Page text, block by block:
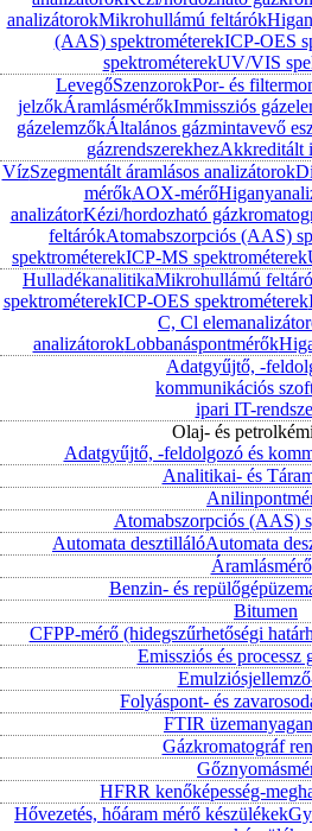
analizátorokMikrohullámú feltárók
(AAS) spektrométerekICP-OES
spektrométerekUV/VIS
LevegőSzenzorokPor- és
jelzőkÁramlásmérőkImmissziós
gázelemzőkÁltalános gázmintavevő
gázrendszerekhezAkkreditált
VízSzegmentált áramlásos analizátorok
mérőkAOX-mérő
analizátorKézi/hordozható
feltárókAtomabszorpciós (AAS)
spektrométerekICP-MS spektrométerek
HulladékanalitikaMikrohullámú
spektrométerekICP-OES spektrométerek
C, Cl
analizátorokLobbanáspontmérők
Adatgyűjtő, -
kommunikációs
ipari IT-
Olaj- és
Adatgyűjtő, -feldolgozó és
Analitikai- és
Atomabszorpciós (AAS)
Automata desztillálóAutomata
Benzin- és
Bitumen
CFPP-mérő (hidegszűrhetőségi
Emissziós és processz
Folyáspont- és
FTIR
Gázkromatográf
HFRR kenőképesség-
Hővezetés, hőáram mérő készülékek